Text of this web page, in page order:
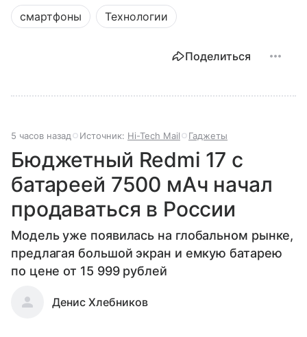
смартфоны Технологии
Поделиться
5 часов назад Источник: Hi-Tech Mail Гаджеты
Бюджетный Redmi 17 с
батареей 7500 мАч начал
продаваться в России
Модель уже появилась на глобальном рынке,
предлагая большой экран и емкую батарею
по цене от 15 999 рублей
Денис Хлебников